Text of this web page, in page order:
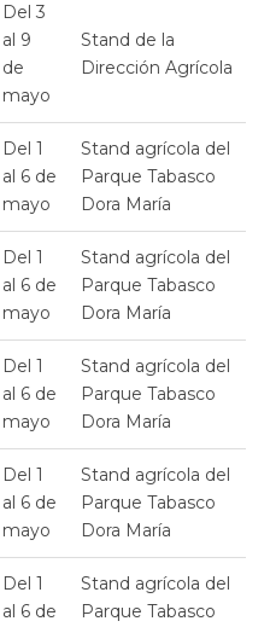
Del 3
al 9
de
mayo
Stand de la
Dirección Agrícola
Del 1
al 6 de
mayo
Stand agrícola del
Parque Tabasco
Dora María
Del 1
al 6 de
mayo
Stand agrícola del
Parque Tabasco
Dora María
Del 1
al 6 de
mayo
Stand agrícola del
Parque Tabasco
Dora María
Del 1
al 6 de
mayo
Stand agrícola del
Parque Tabasco
Dora María
Del 1
al 6 de
Stand agrícola del
Parque Tabasco